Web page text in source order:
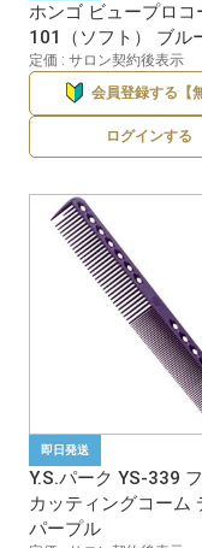
ホンゴ ビュープロコ
101（ソフト） ブル
定価 : サロン契約後表示
会員登録する【
ログインする
即日発送
Y.S.パーク YS-339
カッティングコーム
パープル